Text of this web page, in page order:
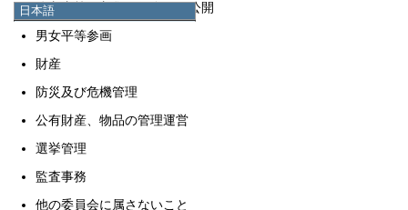
日本語
日本語
English
한국어
繁體中文
公文書等の収集、保存及び公開
男女平等参画
財産
防災及び危機管理
公有財産、物品の管理運営
選挙管理
監査事務
他の委員会に属さないこと